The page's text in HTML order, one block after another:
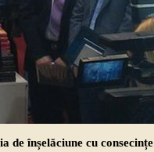
de înșelăciune cu consecințe